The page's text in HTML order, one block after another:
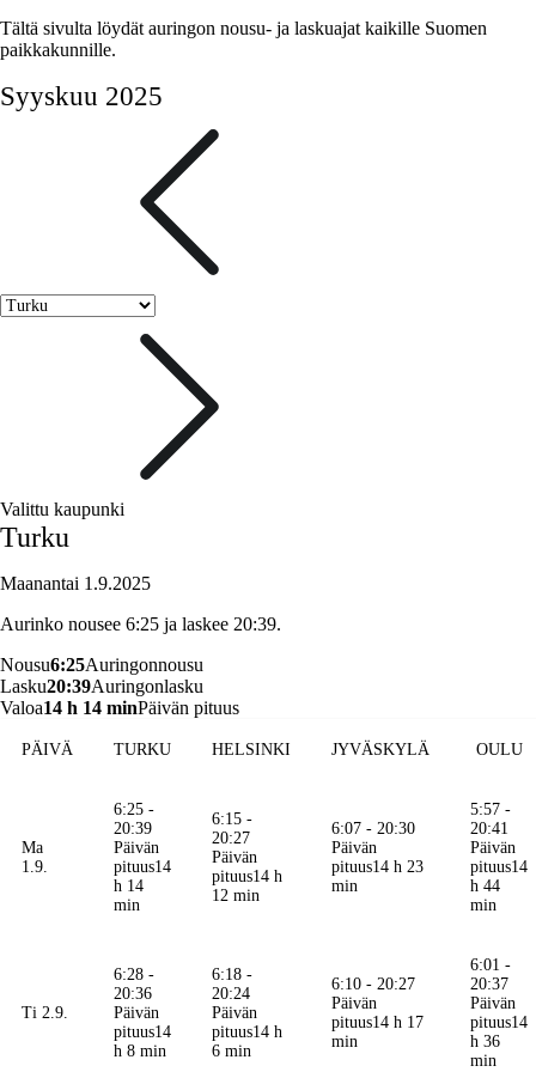
Tältä sivulta löydät auringon nousu- ja laskuajat kaikille Suomen
paikkakunnille.
Syyskuu 2025
Valittu kaupunki
Turku
Maanantai 1.9.2025
Aurinko nousee 6:25 ja laskee 20:39.
Nousu6:25Auringonnousu
Lasku20:39Auringonlasku
Valoa14 h 14 minPäivän pituus
PÄIVÄ TURKU HELSINKI JYVÄSKYLÄ OULU
Ma
1.9.
6:25 -
20:39
Päivän
pituus14
h 14
min
6:15 -
20:27
Päivän
pituus14 h
12 min
6:07 - 20:30
Päivän
pituus14 h 23
min
5:57 -
20:41
Päivän
pituus14
h 44
min
Ti 2.9.
6:28 -
20:36
Päivän
pituus14
h 8 min
6:18 -
20:24
Päivän
pituus14 h
6 min
6:10 - 20:27
Päivän
pituus14 h 17
min
6:01 -
20:37
Päivän
pituus14
h 36
min